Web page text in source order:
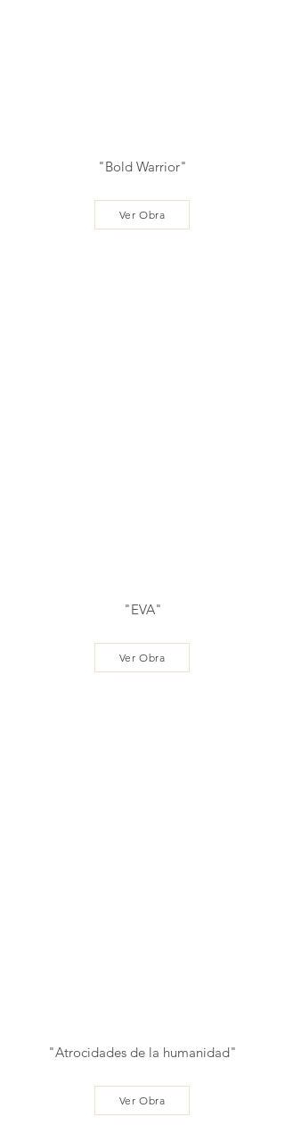
"Bold Warrior"
Ver Obra
"EVA"
Ver Obra
"Atrocidades de la humanidad"
Ver Obra